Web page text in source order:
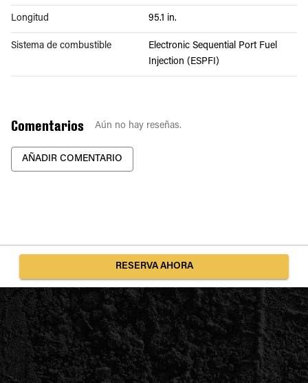
Longitud 95.1 in.
Sistema de combustible
Electronic Sequential Port Fuel
Injection (ESPFI)
Comentarios Aún no hay reseñas.
AÑADIR COMENTARIO
RESERVA AHORA